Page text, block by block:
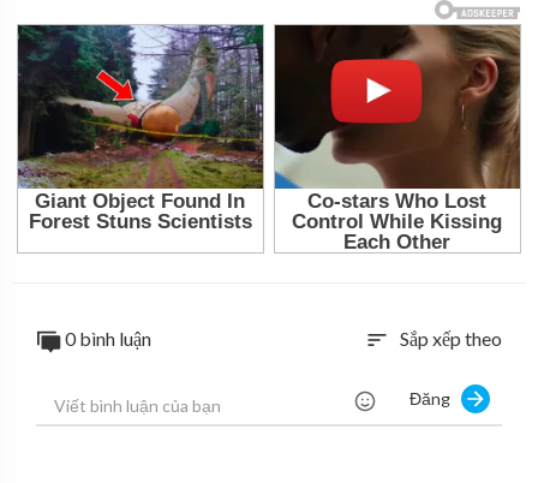
https://viet.tube/watch/
dai-ng....oc-nhi-truyen-ky-the
0 bình luận sort Sắp xếp theo
Đăng